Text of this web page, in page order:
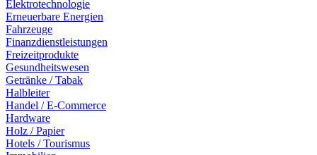
Elektrotechnologie
Erneuerbare Energien
Fahrzeuge
Finanzdienstleistungen
Freizeitprodukte
Gesundheitswesen
Getränke / Tabak
Halbleiter
Handel / E-Commerce
Hardware
Holz / Papier
Hotels / Tourismus